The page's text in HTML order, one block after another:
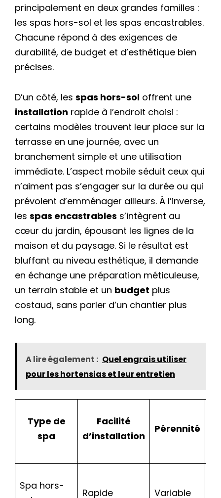
principalement en deux grandes familles :
les spas hors-sol et les spas encastrables.
Chacune répond à des exigences de
durabilité, de budget et d’esthétique bien
précises.
D’un côté, les spas hors-sol offrent une
installation rapide à l’endroit choisi :
certains modèles trouvent leur place sur la
terrasse en une journée, avec un
branchement simple et une utilisation
immédiate. L’aspect mobile séduit ceux qui
n’aiment pas s’engager sur la durée ou qui
prévoient d’emménager ailleurs. À l’inverse,
les spas encastrables s’intègrent au
cœur du jardin, épousant les lignes de la
maison et du paysage. Si le résultat est
bluffant au niveau esthétique, il demande
en échange une préparation méticuleuse,
un terrain stable et un budget plus
costaud, sans parler d’un chantier plus
long.
A lire également : Quel engrais utiliser
pour les hortensias et leur entretien
Type de
spa
Facilité
d’installation
Pérennité
Spa hors-
Rapide Variable